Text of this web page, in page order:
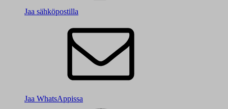
Jaa sähköpostilla
Jaa WhatsAppissa